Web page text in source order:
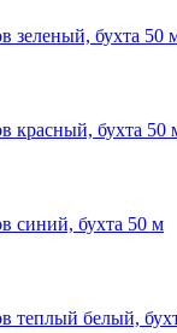
зеленый, бухта 50
красный, бухта 50
синий, бухта 50 м
теплый белый,